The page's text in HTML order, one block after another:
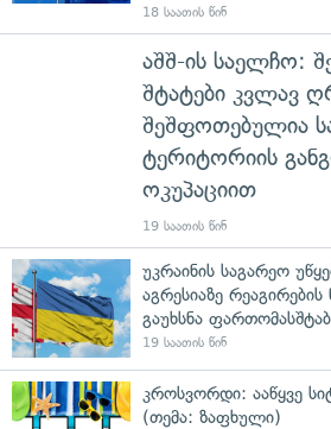
18 საათის წინ
აშშ-ის საელჩო:
შტატები კვლავ
შეშფოთებულია
ტერიტორიის
ოკუპაციით
19 საათის წინ
უკრაინის საგარეო
აგრესიაზე
გაუხსნა
19 საათის წინ
კროსვორდი: ააწყვე
(თემა: ზაფხული)